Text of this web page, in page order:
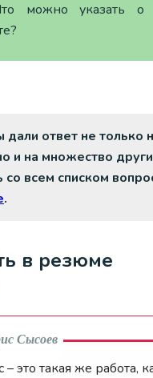
можно указать о
ответ не только
и на множество
со всем списком
.
в резюме
это такая же работа,
Сысоев